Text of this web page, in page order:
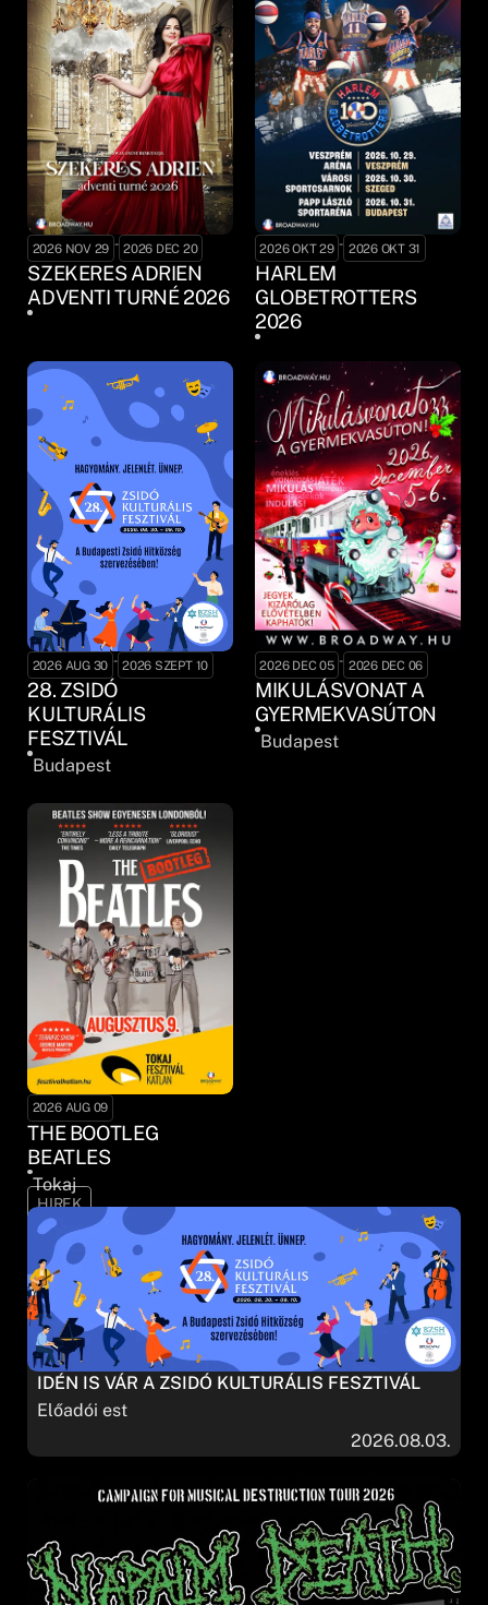
2026 NOV 29 - 2026 DEC 20
SZEKERES ADRIEN
ADVENTI TURNÉ 2026
2026 OKT 29 - 2026 OKT 31
HARLEM
GLOBETROTTERS
2026
2026 AUG 30 - 2026 SZEPT 10
28. ZSIDÓ
KULTURÁLIS
FESZTIVÁL
Budapest
2026 DEC 05 - 2026 DEC 06
MIKULÁSVONAT A
GYERMEKVASÚTON
Budapest
2026 AUG 09
THE BOOTLEG
BEATLES
Tokaj
HIREK
IDÉN IS VÁR A ZSIDÓ KULTURÁLIS FESZTIVÁL
Előadói est
2026.08.03.